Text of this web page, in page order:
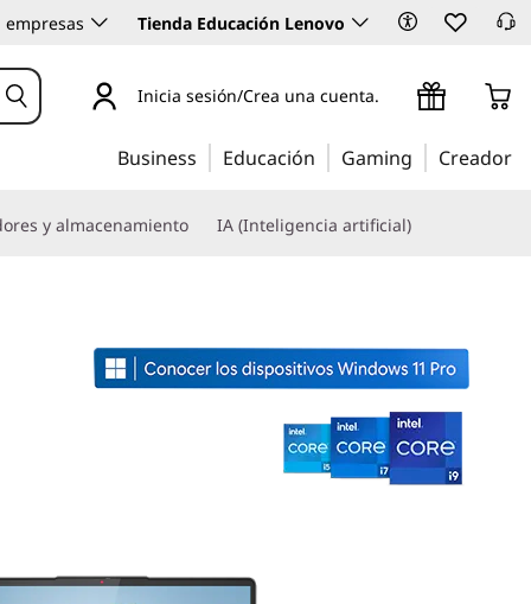
Tienda Educación Lenovo
Inicia sesión/Crea una cuenta.
Business Educación Gaming Creador
y almacenamiento IA (Inteligencia artificial)